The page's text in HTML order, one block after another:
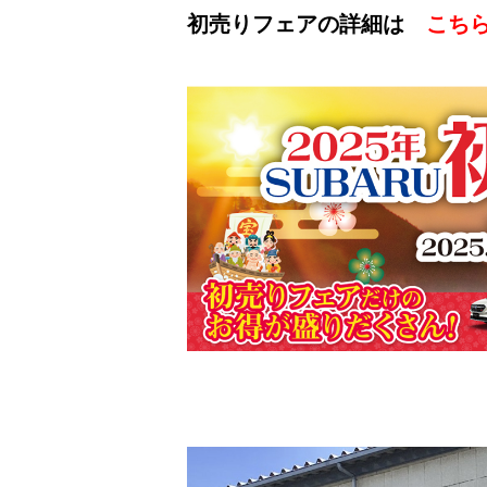
初売りフェアの詳細は こち